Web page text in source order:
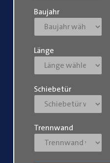
Baujahr
Länge
Schiebetür
Trennwand